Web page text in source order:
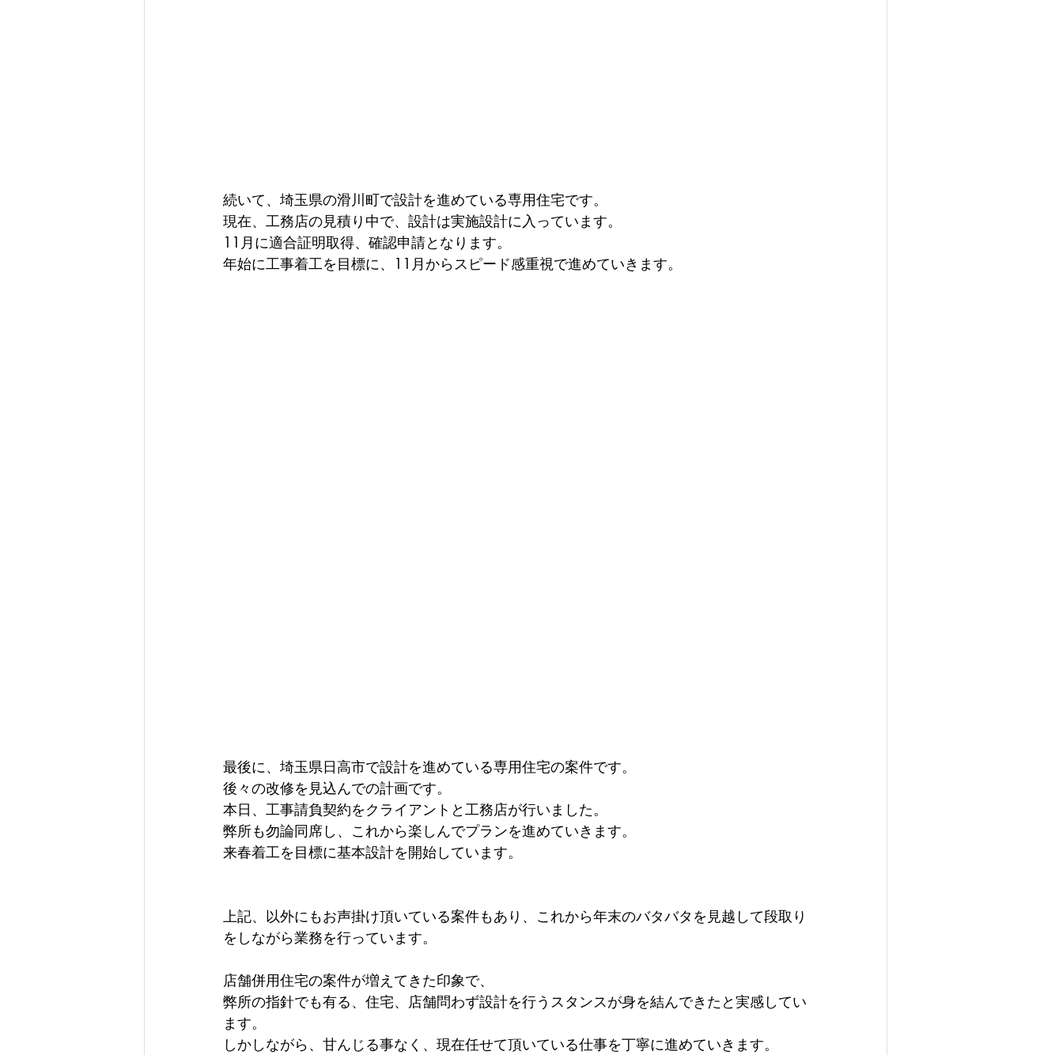
続いて、埼玉県の滑川町で設計を進めている専用住宅です。
現在、工務店の見積り中で、設計は実施設計に入っています。
11月に適合証明取得、確認申請となります。
年始に工事着工を目標に、11月からスピード感重視で進めていきます。
最後に、埼玉県日高市で設計を進めている専用住宅の案件です。
後々の改修を見込んでの計画です。
本日、工事請負契約をクライアントと工務店が行いました。
弊所も勿論同席し、これから楽しんでプランを進めていきます。
来春着工を目標に基本設計を開始しています。
上記、以外にもお声掛け頂いている案件もあり、これから年末のバタバタを見越して段取り
をしながら業務を行っています。
店舗併用住宅の案件が増えてきた印象で、
弊所の指針でも有る、住宅、店舗問わず設計を行うスタンスが身を結んできたと実感してい
ます。
しかしながら、甘んじる事なく、現在任せて頂いている仕事を丁寧に進めていきます。